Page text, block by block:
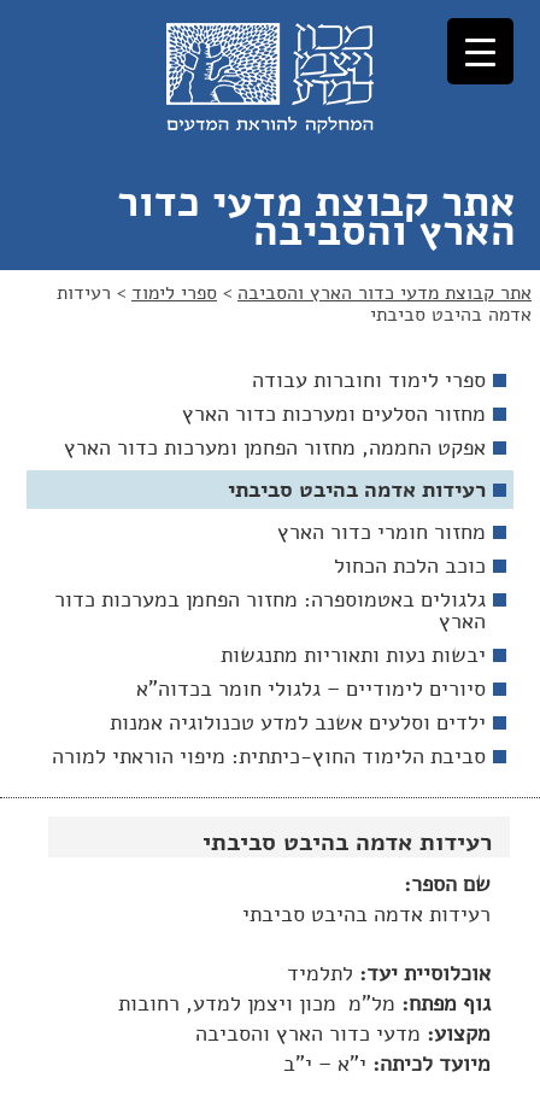
לתוכן
לניווט
אתר קבוצת מדעי כדור
הארץ והסביבה
אתר קבוצת מדעי כדור הארץ והסביבה > ספרי לימוד > רעידות
אדמה בהיבט סביבתי
רעידות אדמה בהיבט סביבתי
שם הספר:
רעידות אדמה בהיבט סביבתי
אוכלוסיית יעד: לתלמיד
גוף מפתח: מל"מ ­ מכון ויצמן למדע, רחובות
מקצוע: מדעי כדור הארץ והסביבה
מיועד לכיתה: י"א – י"ב
ספרי לימוד וחוברות עבודה
מחזור הסלעים ומערכות כדור הארץ
אפקט החממה, מחזור הפחמן ומערכות כדור הארץ
רעידות אדמה בהיבט סביבתי
מחזור חומרי כדור הארץ
כוכב הלכת הכחול
גלגולים באטמוספרה: מחזור הפחמן במערכות כדור
הארץ
יבשות נעות ותאוריות מתנגשות
סיורים לימודיים – גלגולי חומר בכדוה"א
ילדים וסלעים­ אשנב למדע טכנולוגיה אמנות
סביבת הלימוד החוץ-כיתתית: מיפוי הוראתי למורה